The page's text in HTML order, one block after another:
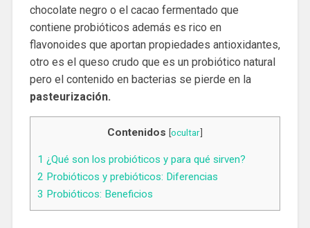
chocolate negro o el cacao fermentado que
contiene probióticos además es rico en
flavonoides que aportan propiedades antioxidantes,
otro es el queso crudo que es un probiótico natural
pero el contenido en bacterias se pierde en la
pasteurización.
Contenidos [ocultar]
1 ¿Qué son los probióticos y para qué sirven?
2 Probióticos y prebióticos: Diferencias
3 Probióticos: Beneficios